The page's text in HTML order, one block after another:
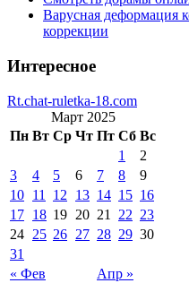
Варусная деформация
коррекции
Интересное
Rt.chat-ruletka-18.com
Март 2025
Пн Вт Ср Чт Пт Сб Вс
« Фев Апр »
1
2
3
4 5 6 7 8
9
10 11 12 13 14 15 16
17 18 19 20 21 22 23
24 25 26 27 28 29 30
31